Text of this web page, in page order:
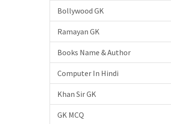
Bollywood GK
Ramayan GK
Books Name & Author
Computer In Hindi
Khan Sir GK
GK MCQ